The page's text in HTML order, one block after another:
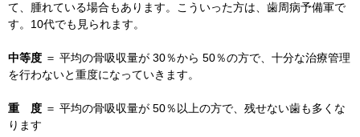
て、腫れている場合もあります。こういった方は、歯周病予備軍で
す。10代でも見られます。
中等度 ＝ 平均の骨吸収量が 30％から 50％の方で、十分な治療管理
を行わないと重度になっていきます。
重 度 ＝ 平均の骨吸収量が 50％以上の方で、残せない歯も多くな
ります